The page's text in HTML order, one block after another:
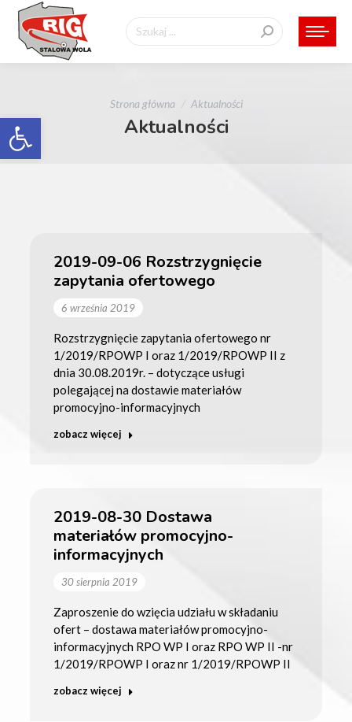
Otwórz pasek narzędzi
Szukaj:
Jesteś tutaj:
Strona główna Aktualności
Aktualności
2019-09-06 Rozstrzygnięcie
zapytania ofertowego
6 września 2019
Rozstrzygnięcie zapytania ofertowego nr
1/2019/RPOWP I oraz 1/2019/RPOWP II z
dnia 30.08.2019r. – dotyczące usługi
polegającej na dostawie materiałów
promocyjno-informacyjnych
zobacz więcej
2019-08-30 Dostawa
materiałów promocyjno-
informacyjnych
30 sierpnia 2019
Zaproszenie do wzięcia udziału w składaniu
ofert – dostawa materiałów promocyjno-
informacyjnych RPO WP I oraz RPO WP II -nr
1/2019/RPOWP I oraz nr 1/2019/RPOWP II
zobacz więcej